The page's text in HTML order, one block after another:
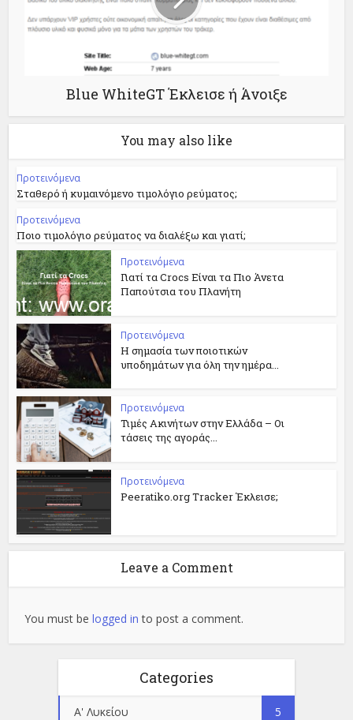
Blue WhiteGT Έκλεισε ή Άνοιξε
You may also like
Προτεινόμενα
Σταθερό ή κυμαινόμενο τιμολόγιο ρεύματος;
Προτεινόμενα
Ποιο τιμολόγιο ρεύματος να διαλέξω και γιατί;
Προτεινόμενα
Γιατί τα Crocs Είναι τα Πιο Άνετα
Παπούτσια του Πλανήτη
Προτεινόμενα
Η σημασία των ποιοτικών
υποδημάτων για όλη την ημέρα...
Προτεινόμενα
Τιμές Ακινήτων στην Ελλάδα – Οι
τάσεις της αγοράς...
Προτεινόμενα
Peeratiko.org Tracker Έκλεισε;
Leave a Comment
You must belogged in to post a comment.
Categories
Α' Λυκείου 5